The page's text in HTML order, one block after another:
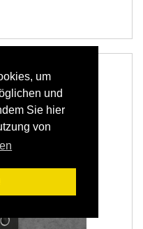
um
und
Sie hier
von